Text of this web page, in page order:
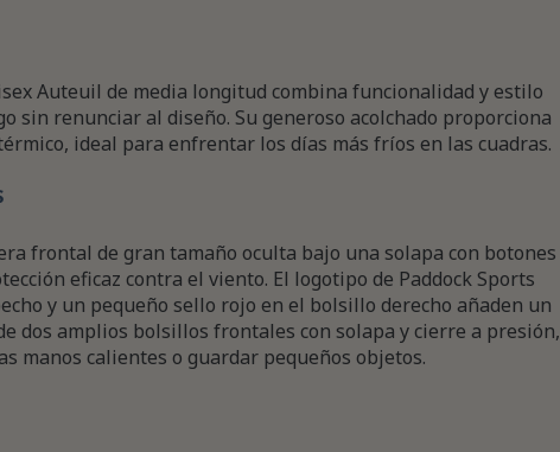
Auteuil de media longitud combina funcionalidad y estilo
sin renunciar al diseño. Su generoso acolchado proporciona
ideal para enfrentar los días más fríos en las cuadras.
frontal de gran tamaño oculta bajo una solapa con botones
eficaz contra el viento. El logotipo de Paddock Sports
y un pequeño sello rojo en el bolsillo derecho añaden un
dos amplios bolsillos frontales con solapa y cierre a presión,
manos calientes o guardar pequeños objetos.